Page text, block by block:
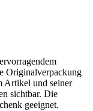
Originalverpackung
Artikel und seiner
sichtbar. Die
geeignet.